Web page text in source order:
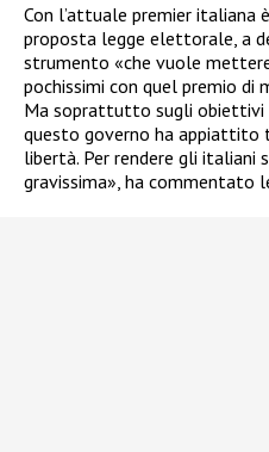
Con l’attuale premier
proposta legge elettorale, a
strumento «che vuole
pochissimi con quel premio di
Ma soprattutto sugli obiettivi
questo governo ha appiattito
libertà. Per rendere gli italiani
gravissima», ha commentato